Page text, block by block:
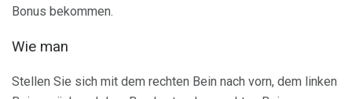
Bonus bekommen.
Wie man
Stellen Sie sich mit dem rechten Bein nach vorn, dem linken